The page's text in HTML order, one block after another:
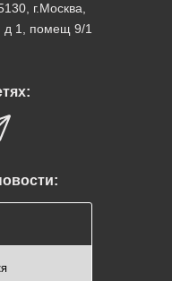
г.Москва,
д 1, помещ 9/1